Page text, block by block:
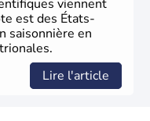
viennent
est des États-
saisonnière en
Lire l'article